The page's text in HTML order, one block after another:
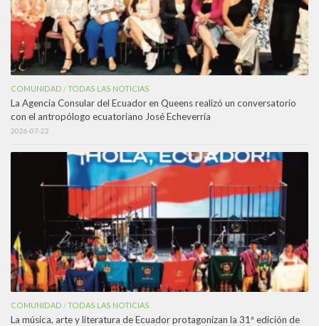
COMUNIDAD /TODAS LAS NOTICIAS
La Agencia Consular del Ecuador en Queens realizó un conversatorio
con el antropólogo ecuatoriano José Echeverría
2026-07-22
COMUNIDAD /TODAS LAS NOTICIAS
La música, arte y literatura de Ecuador protagonizan la 31ª edición de